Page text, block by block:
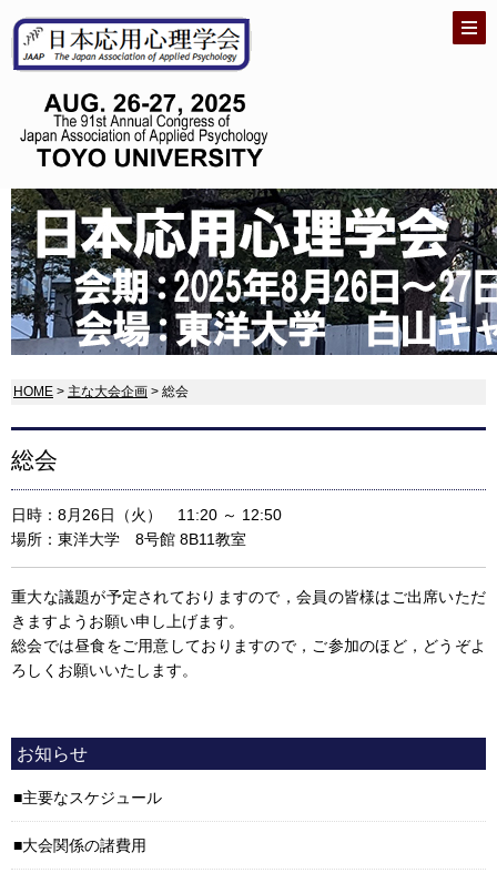
HOME > 主な大会企画 > 総会
総会
日時：8月26日（火） 11:20 ～ 12:50
場所：東洋大学 8号館 8B11教室
重大な議題が予定されておりますので，会員の皆様はご出席いただ
きますようお願い申し上げます。
総会では昼食をご用意しておりますので，ご参加のほど，どうぞよ
ろしくお願いいたします。
お知らせ
主要なスケジュール
大会関係の諸費用